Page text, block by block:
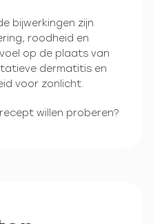
bijwerkingen zijn
roodheid en
op de plaats van
dermatitis en
voor zonlicht.
willen proberen?